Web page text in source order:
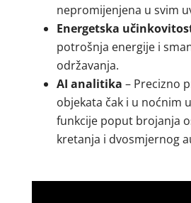
nepromijenjena u svim
Energetska
potrošnja energije i
održavanja.
AI analitika – Precizno
objekata čak i u noćnim
funkcije poput brojanja
kretanja i dvosmjernog